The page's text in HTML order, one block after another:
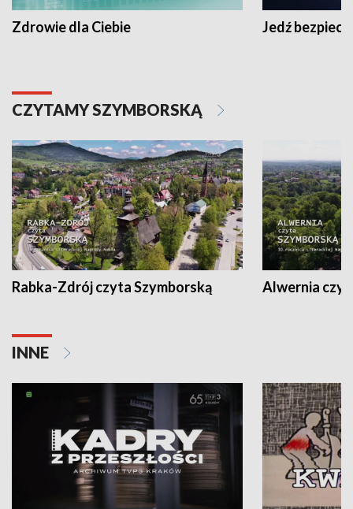
Zdrowie dla Ciebie Jedź
CZYTAMY SZYMBORSKĄ
Rabka-Zdrój czyta Szymborską Alwernia
INNE